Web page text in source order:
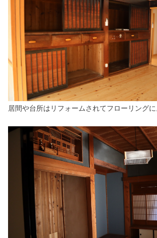
居間や台所はリフォームされてフローリングに